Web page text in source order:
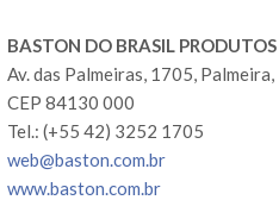
BASTON DO BRASIL
Av. das Palmeiras, 1705, Palmeira,
CEP 84130 000
Tel.: (+55 42) 3252 1705
web@baston.com.br
www.baston.com.br